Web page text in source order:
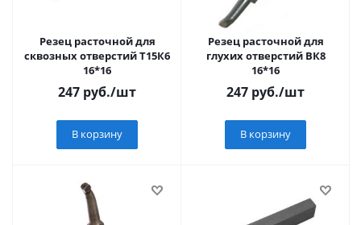
Резец расточной для
сквозных отверстий Т15К6
16*16
247 руб./шт
В корзину
Резец расточной для
глухих отверстий ВК8
16*16
247 руб./шт
В корзину